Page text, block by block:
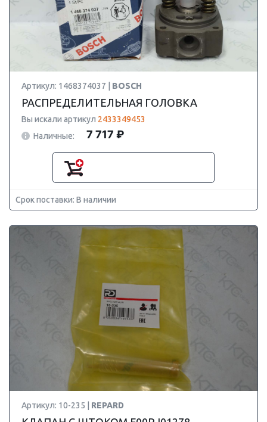
Артикул: 1468374037 | BOSCH
РАСПРЕДЕЛИТЕЛЬНАЯ ГОЛОВКА
Вы искали артикул 2433349453
Наличные:
7 717 ₽
Срок поставки: В наличии
Артикул: 10-235 | REPARD